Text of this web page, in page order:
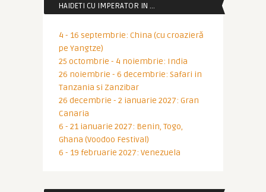
HAIDETI CU IMPERATOR IN …
4 - 16 septembrie: China (cu croazieră
pe Yangtze)
25 octombrie - 4 noiembrie: India
26 noiembrie - 6 decembrie: Safari in
Tanzania si Zanzibar
26 decembrie - 2 ianuarie 2027: Gran
Canaria
6 - 21 ianuarie 2027: Benin, Togo,
Ghana (Voodoo Festival)
6 - 19 februarie 2027: Venezuela